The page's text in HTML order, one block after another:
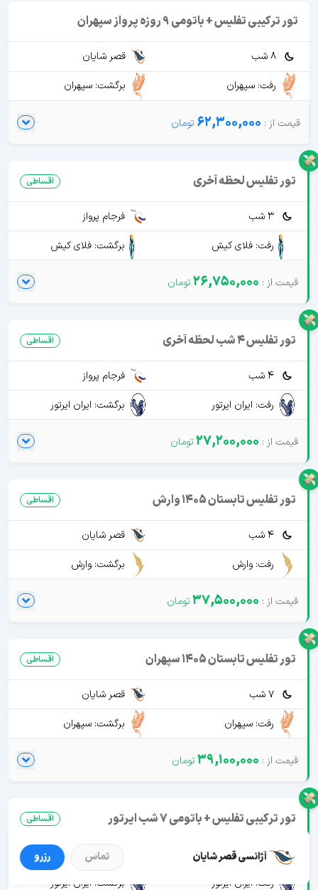
تور ترکیبی تفلیس + باتومی 9 روزه پرواز سپهران
8 شب
قصر شایان
رفت: سپهران
برگشت: سپهران
62,300,000
تور تفلیس لحظه آخری اقساطی
3 شب
فرجام پرواز
رفت: فلای کیش
برگشت: فلای کیش
26,750,000
تور تفلیس 4 شب لحظه آخری اقساطی
4 شب
فرجام پرواز
رفت: ایران ایرتور
برگشت: ایران ایرتور
27,200,000
تور تفلیس تابستان 1405 وارش اقساطی
4 شب
قصر شایان
رفت: وارش
برگشت: وارش
37,500,000
تور تفلیس تابستان 1405 سپهران اقساطی
7 شب
قصر شایان
رفت: سپهران
برگشت: سپهران
39,100,000
تور ترکیبی تفلیس + باتومی 7 شب ایرتور اقساطی
7 شب
قصر شایان
رفت: ایران ایرتور
برگشت: ایران ایرتور
آژانسی قصر شایان تماس رزرو